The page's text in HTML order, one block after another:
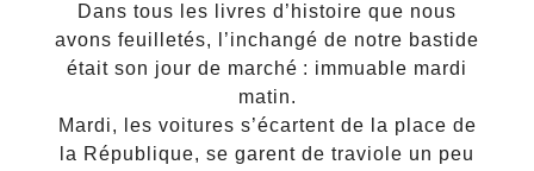
Dans tous les livres d’histoire que nous
avons feuilletés, l’inchangé de notre bastide
était son jour de marché : immuable mardi
matin.
Mardi, les voitures s’écartent de la place de
la République, se garent de traviole un peu